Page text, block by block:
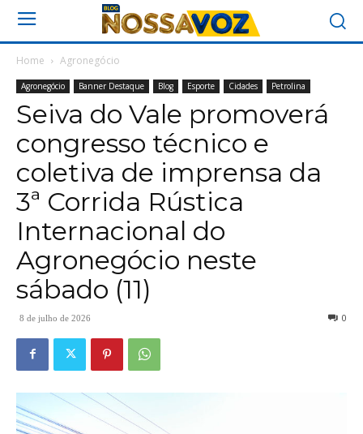
Home Agronegócio
Agronegócio Banner Destaque Blog Esporte Cidades Petrolina
Seiva do Vale promoverá
congresso técnico e
coletiva de imprensa da
3ª Corrida Rústica
Internacional do
Agronegócio neste
sábado (11)
8 de julho de 2026 0